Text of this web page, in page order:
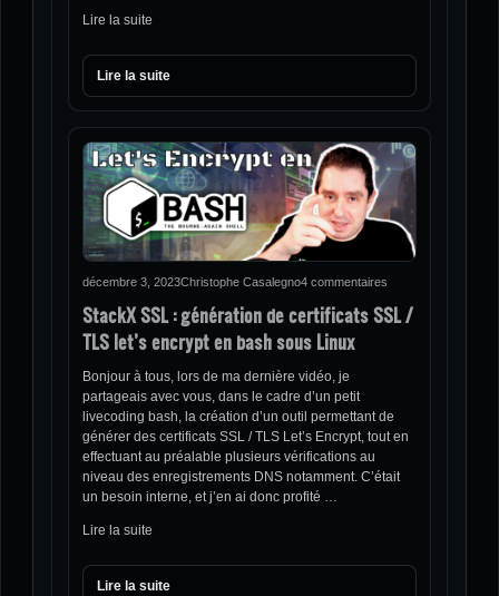
Lire la suite
Lire la suite
décembre 3, 2023Christophe Casalegno4 commentaires
StackX SSL : génération de certificats SSL /
TLS let’s encrypt en bash sous Linux
Bonjour à tous, lors de ma dernière vidéo, je
partageais avec vous, dans le cadre d’un petit
livecoding bash, la création d’un outil permettant de
générer des certificats SSL / TLS Let’s Encrypt, tout en
effectuant au préalable plusieurs vérifications au
niveau des enregistrements DNS notamment. C’était
un besoin interne, et j’en ai donc profité …
Lire la suite
Lire la suite